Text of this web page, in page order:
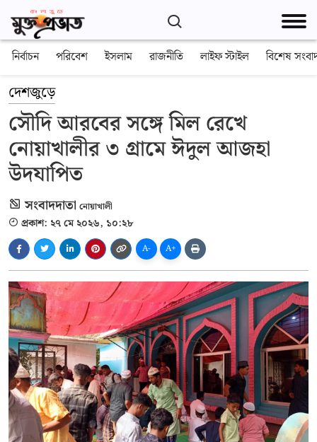
নির্বাচন পরিবেশ ইসলাম রাজনীতি লাইফ স্টাইল বিশেষ
দেশজুড়ে
সৌদি আরবের সঙ্গে মিল রেখে
নোয়াখালীর ৩ গ্রামে ঈদুল আজহা
উদযাপিত
সংবাদদাতা নোয়াখালী
প্রকাশ: ২৭ মে ২০২৬, ১০:২৮
A- A+